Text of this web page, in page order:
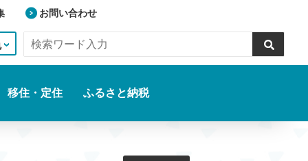
お問い合わせ
移住・定住 ふるさと納税